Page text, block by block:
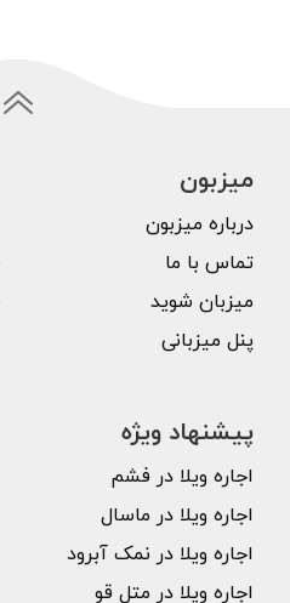
میزبون
درباره میزبون
تماس با ما
میزبان شوید
پنل میزبانی
پیشنهاد ویژه
اجاره ویلا در فشم
اجاره ویلا در ماسال
اجاره ویلا در نمک آبرود
اجاره ویلا در متل قو